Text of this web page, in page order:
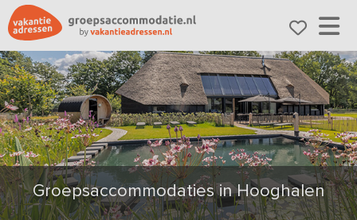
Groepsaccommodaties in Hooghalen